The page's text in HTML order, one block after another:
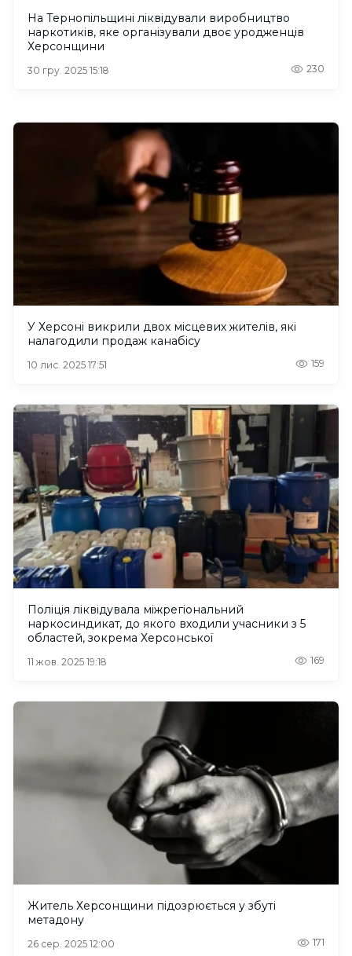
На Тернопільщині ліквідували виробництво
наркотиків, яке організували двоє уродженців
Херсонщини
30 гру. 2025 15:18 230
У Херсоні викрили двох місцевих жителів, які
налагодили продаж канабісу
10 лис. 2025 17:51 159
Поліція ліквідувала міжрегіональний
наркосиндикат, до якого входили учасники з 5
областей, зокрема Херсонської
11 жов. 2025 19:18 169
Житель Херсонщини підозрюється у збуті
метадону
26 сер. 2025 12:00 171